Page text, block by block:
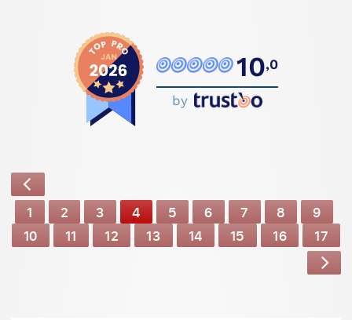
10,0
by
1 2 3 4 5 6 7 8
9
10
11 12 13 14 15 16 17